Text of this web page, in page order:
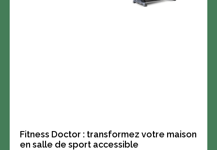
Fitness Doctor : transformez votre maison
en salle de sport accessible